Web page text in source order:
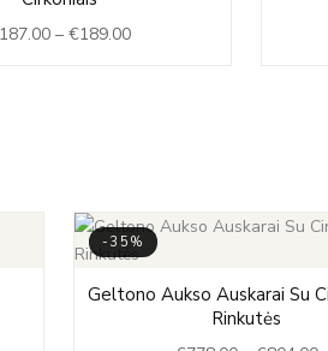
– €189.00through
-35%
Geltono Aukso Auskarai Su
Rinkutės